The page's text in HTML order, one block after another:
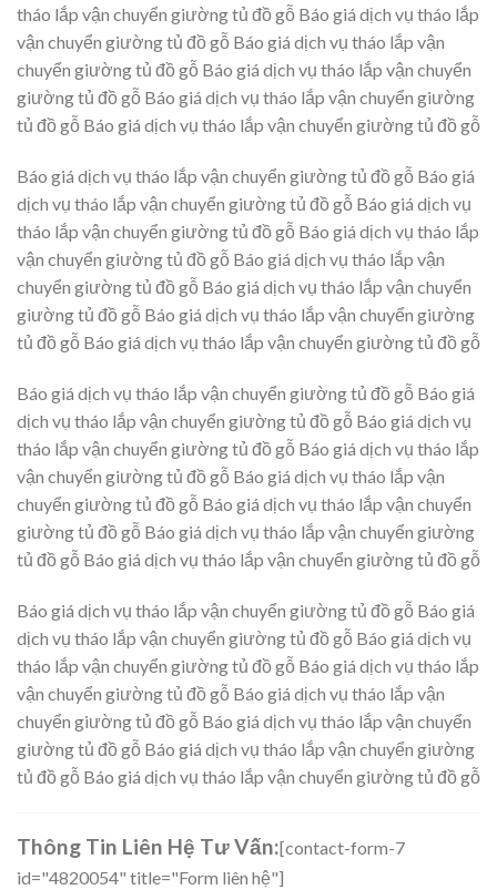
tháo lắp vận chuyển giường tủ đồ gỗ Báo giá dịch vụ tháo lắp
vận chuyển giường tủ đồ gỗ Báo giá dịch vụ tháo lắp vận
chuyển giường tủ đồ gỗ Báo giá dịch vụ tháo lắp vận chuyển
giường tủ đồ gỗ Báo giá dịch vụ tháo lắp vận chuyển giường
tủ đồ gỗ Báo giá dịch vụ tháo lắp vận chuyển giường tủ đồ gỗ
Báo giá dịch vụ tháo lắp vận chuyển giường tủ đồ gỗ Báo giá
dịch vụ tháo lắp vận chuyển giường tủ đồ gỗ Báo giá dịch vụ
tháo lắp vận chuyển giường tủ đồ gỗ Báo giá dịch vụ tháo lắp
vận chuyển giường tủ đồ gỗ Báo giá dịch vụ tháo lắp vận
chuyển giường tủ đồ gỗ Báo giá dịch vụ tháo lắp vận chuyển
giường tủ đồ gỗ Báo giá dịch vụ tháo lắp vận chuyển giường
tủ đồ gỗ Báo giá dịch vụ tháo lắp vận chuyển giường tủ đồ gỗ
Báo giá dịch vụ tháo lắp vận chuyển giường tủ đồ gỗ Báo giá
dịch vụ tháo lắp vận chuyển giường tủ đồ gỗ Báo giá dịch vụ
tháo lắp vận chuyển giường tủ đồ gỗ Báo giá dịch vụ tháo lắp
vận chuyển giường tủ đồ gỗ Báo giá dịch vụ tháo lắp vận
chuyển giường tủ đồ gỗ Báo giá dịch vụ tháo lắp vận chuyển
giường tủ đồ gỗ Báo giá dịch vụ tháo lắp vận chuyển giường
tủ đồ gỗ Báo giá dịch vụ tháo lắp vận chuyển giường tủ đồ gỗ
Báo giá dịch vụ tháo lắp vận chuyển giường tủ đồ gỗ Báo giá
dịch vụ tháo lắp vận chuyển giường tủ đồ gỗ Báo giá dịch vụ
tháo lắp vận chuyển giường tủ đồ gỗ Báo giá dịch vụ tháo lắp
vận chuyển giường tủ đồ gỗ Báo giá dịch vụ tháo lắp vận
chuyển giường tủ đồ gỗ Báo giá dịch vụ tháo lắp vận chuyển
giường tủ đồ gỗ Báo giá dịch vụ tháo lắp vận chuyển giường
tủ đồ gỗ Báo giá dịch vụ tháo lắp vận chuyển giường tủ đồ gỗ
Thông Tin Liên Hệ Tư Vấn:[contact-form-7
id="4820054" title="Form liên hệ"]